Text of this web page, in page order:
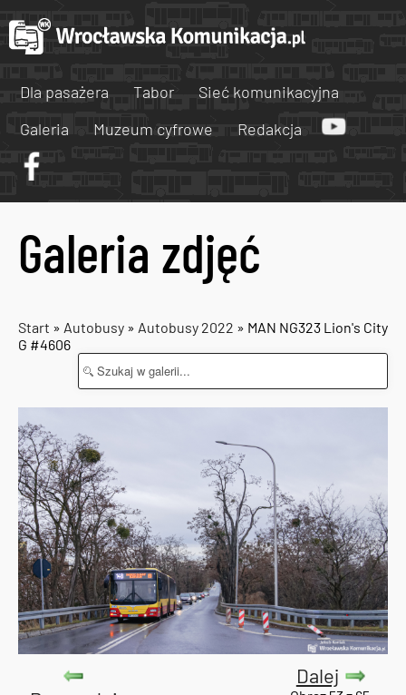
Dla pasażera Tabor
Sieć komunikacyjna
Galeria
Muzeum cyfrowe Redakcja
Galeria zdjęć
Start » Autobusy » Autobusy 2022 » MAN NG323 Lion's City
G #4606
Dalej